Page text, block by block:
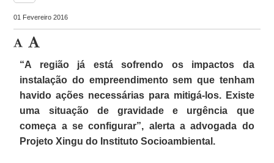
01 Fevereiro 2016
“A região já está sofrendo os impactos da
instalação do empreendimento sem que tenham
havido ações necessárias para mitigá-los. Existe
uma situação de gravidade e urgência que
começa a se configurar”, alerta a advogada do
Projeto Xingu do Instituto Socioambiental.